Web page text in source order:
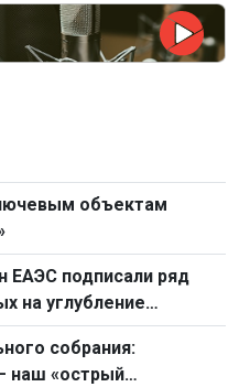
объектам
ЕАЭС подписали ряд
на углубление
собрания:
наш «острый